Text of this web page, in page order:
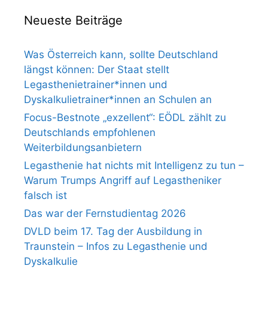
Neueste Beiträge
Was Österreich kann, sollte Deutschland
längst können: Der Staat stellt
Legasthenietrainer*innen und
Dyskalkulietrainer*innen an Schulen an
Focus-Bestnote „exzellent“: EÖDL zählt zu
Deutschlands empfohlenen
Weiterbildungsanbietern
Legasthenie hat nichts mit Intelligenz zu tun –
Warum Trumps Angriff auf Legastheniker
falsch ist
Das war der Fernstudientag 2026
DVLD beim 17. Tag der Ausbildung in
Traunstein – Infos zu Legasthenie und
Dyskalkulie